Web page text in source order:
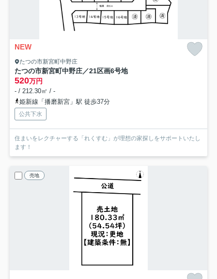
NEW
たつの市新宮町中野庄
たつの市新宮町中野庄／21区画6号地
520万円
- / 212.30㎡ / -
姫新線「播磨新宮」駅 徒歩37分
公共下水
住まいをレクチャーする「れくすむ」が理想の家探しをサポートいたし
ます！
売地